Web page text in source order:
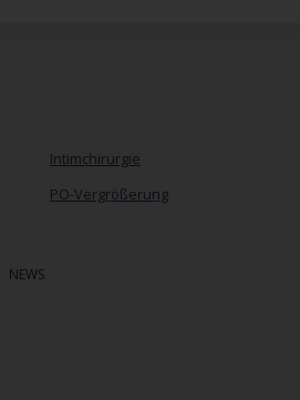
Intimchirurgie
PO-Vergrößerung
NEWS